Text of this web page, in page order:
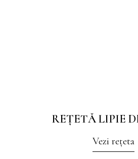
REȚETĂ LIPIE
Vezi rețeta